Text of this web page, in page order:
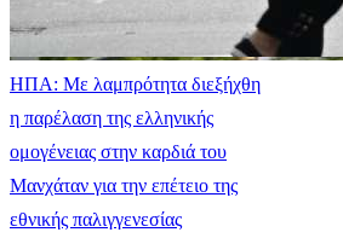
ΗΠΑ: Με λαμπρότητα διεξήχθη
η παρέλαση της ελληνικής
ομογένειας στην καρδιά του
Μανχάταν για την επέτειο της
εθνικής παλιγγενεσίας